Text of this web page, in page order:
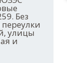
Без
улицы
и